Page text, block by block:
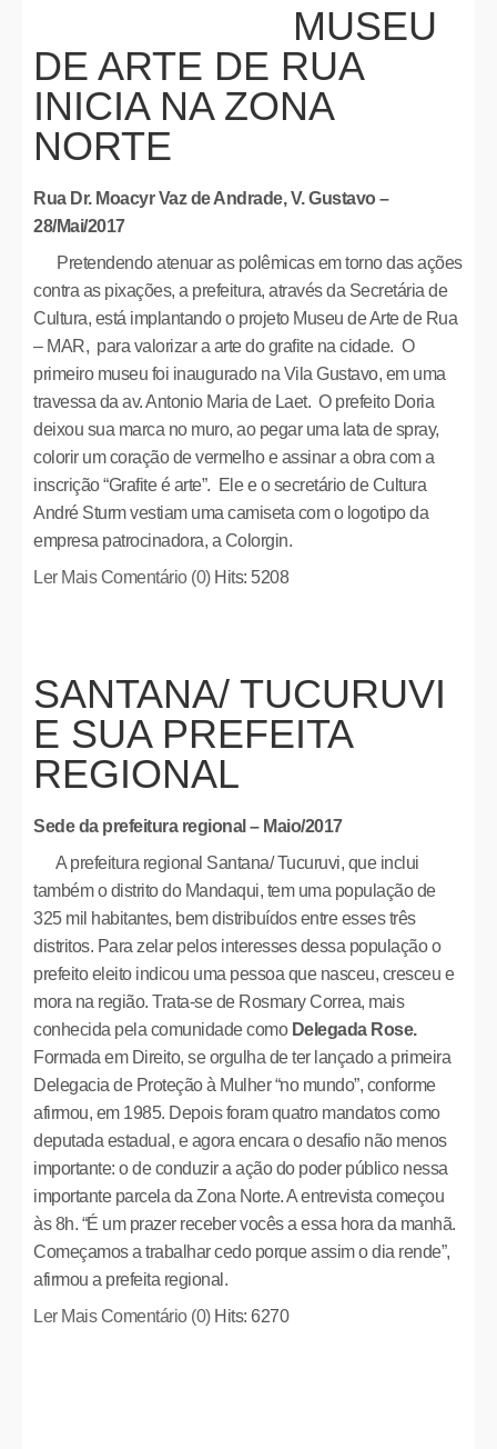
MUSEU
DE ARTE DE RUA
INICIA NA ZONA
NORTE
Rua Dr. Moacyr Vaz de Andrade, V. Gustavo –
28/Mai/2017
Pretendendo atenuar as polêmicas em torno das ações
contra as pixações, a prefeitura, através da Secretária de
Cultura, está implantando o projeto Museu de Arte de Rua
– MAR, para valorizar a arte do grafite na cidade. O
primeiro museu foi inaugurado na Vila Gustavo, em uma
travessa da av. Antonio Maria de Laet. O prefeito Doria
deixou sua marca no muro, ao pegar uma lata de spray,
colorir um coração de vermelho e assinar a obra com a
inscrição “Grafite é arte”. Ele e o secretário de Cultura
André Sturm vestiam uma camiseta com o logotipo da
empresa patrocinadora, a Colorgin.
Ler Mais Comentário (0) Hits: 5208
SANTANA/ TUCURUVI
E SUA PREFEITA
REGIONAL
Sede da prefeitura regional – Maio/2017
A prefeitura regional Santana/ Tucuruvi, que inclui
também o distrito do Mandaqui, tem uma população de
325 mil habitantes, bem distribuídos entre esses três
distritos. Para zelar pelos interesses dessa população o
prefeito eleito indicou uma pessoa que nasceu, cresceu e
mora na região. Trata-se de Rosmary Correa, mais
conhecida pela comunidade como Delegada Rose.
Formada em Direito, se orgulha de ter lançado a primeira
Delegacia de Proteção à Mulher “no mundo”, conforme
afirmou, em 1985. Depois foram quatro mandatos como
deputada estadual, e agora encara o desafio não menos
importante: o de conduzir a ação do poder público nessa
importante parcela da Zona Norte. A entrevista começou
às 8h. “É um prazer receber vocês a essa hora da manhã.
Começamos a trabalhar cedo porque assim o dia rende”,
afirmou a prefeita regional.
Ler Mais Comentário (0) Hits: 6270